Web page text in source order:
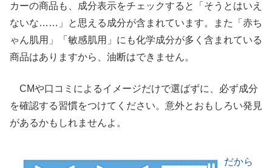
カーの商品も、成分表示をチェックすると「そうとはいえ
ないな……」と思える成分が含まれています。また「赤ち
ゃん肌用」「敏感肌用」にも化学成分が多く含まれている
商品はありますから、油断はできません。
CMや口コミによるイメージだけで選ばずに、必ず成分
を確認する習慣をつけてください。意外とおもしろい発見
があるかもしれませんよ。
だから